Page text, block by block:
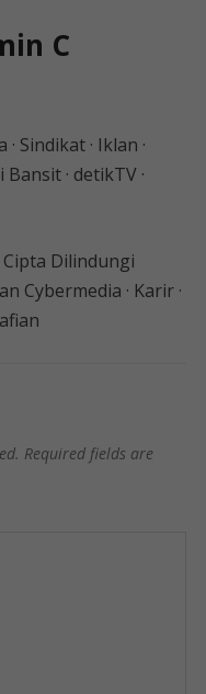
C
Sindikat · Iklan ·
· detikTV ·
Dilindungi
Cybermedia · Karir ·
Required fields are